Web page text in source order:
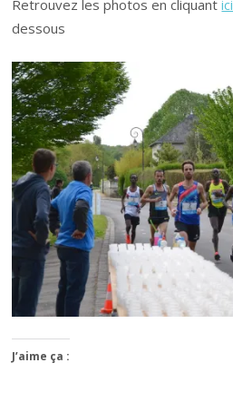
Retrouvez les photos en cliquantici
dessous
J’aime ça :